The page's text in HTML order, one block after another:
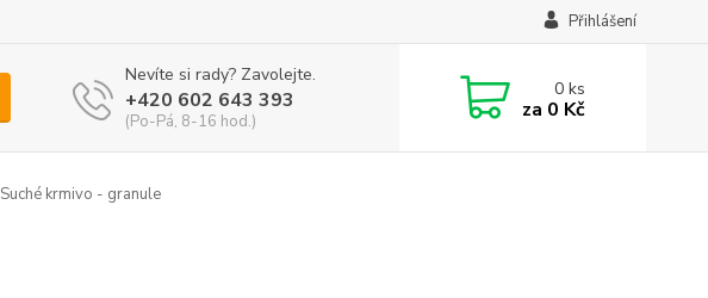
Přihlášení
Nevíte si rady? Zavolejte.
+420 602 643 393
(Po-Pá, 8-16 hod.)
0ks
za 0 Kč
Suché krmivo - granule